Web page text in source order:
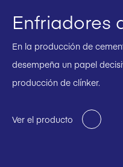
Enfriadores
En la producción de
desempeña un papel
producción de clínker.
Ver el producto